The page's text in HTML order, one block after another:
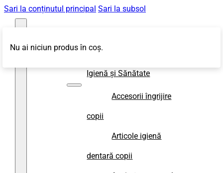
Sari la conținutul principal Sari la subsol
Igienă și Sănătate
Accesorii îngrijire
copii
Articole igienă
dentară copii
Nu ai niciun produs în coș.